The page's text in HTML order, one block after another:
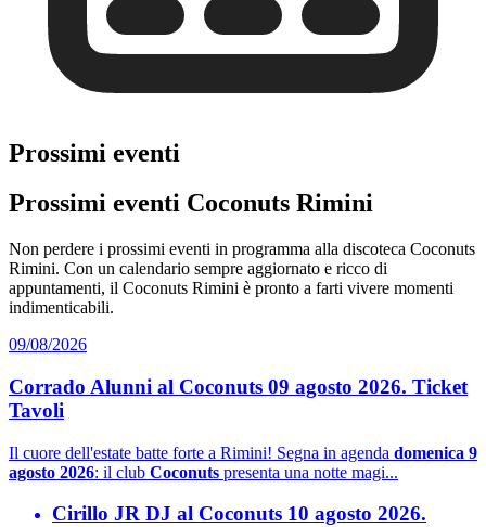
Prossimi eventi
Prossimi eventi Coconuts Rimini
Non perdere i prossimi eventi in programma alla discoteca Coconuts
Rimini. Con un calendario sempre aggiornato e ricco di
appuntamenti, il Coconuts Rimini è pronto a farti vivere momenti
indimenticabili.
09/08/2026
Corrado Alunni al Coconuts 09 agosto 2026. Ticket
Tavoli
Il cuore dell'estate batte forte a Rimini! Segna in agenda domenica 9
agosto 2026: il club Coconuts presenta una notte magi...
Cirillo JR DJ al Coconuts 10 agosto 2026.